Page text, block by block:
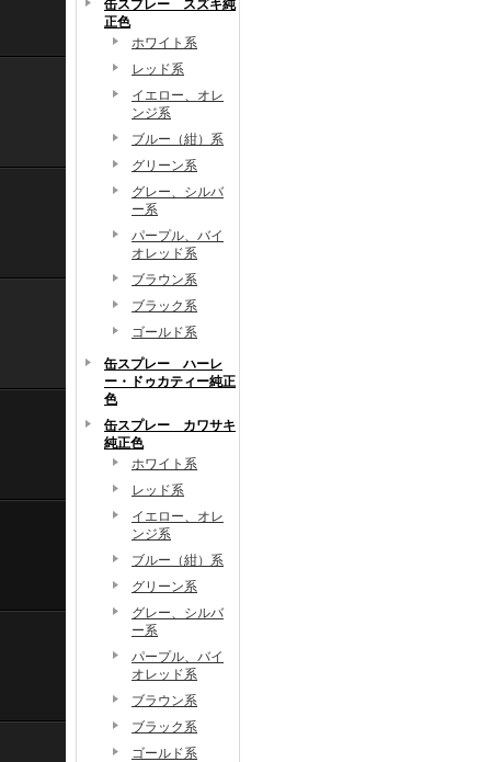
缶スプレー スズキ純
正色
ホワイト系
レッド系
イエロー、オレ
ンジ系
ブルー（紺）系
グリーン系
グレー、シルバ
ー系
パープル、バイ
オレッド系
ブラウン系
ブラック系
ゴールド系
缶スプレー ハーレ
ー・ドゥカティー純正
色
缶スプレー カワサキ
純正色
ホワイト系
レッド系
イエロー、オレ
ンジ系
ブルー（紺）系
グリーン系
グレー、シルバ
ー系
パープル、バイ
オレッド系
ブラウン系
ブラック系
ゴールド系